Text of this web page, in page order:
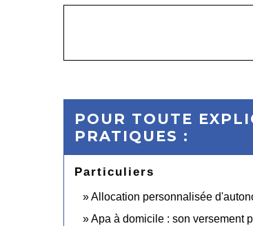
POUR TOUTE
PRATIQUES :
Particuliers
Allocation personnalisée
Apa à domicile : son versement